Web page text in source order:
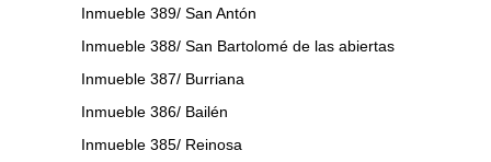
Inmueble 389/ San Antón
Inmueble 388/ San Bartolomé de las abiertas
Inmueble 387/ Burriana
Inmueble 386/ Bailén
Inmueble 385/ Reinosa